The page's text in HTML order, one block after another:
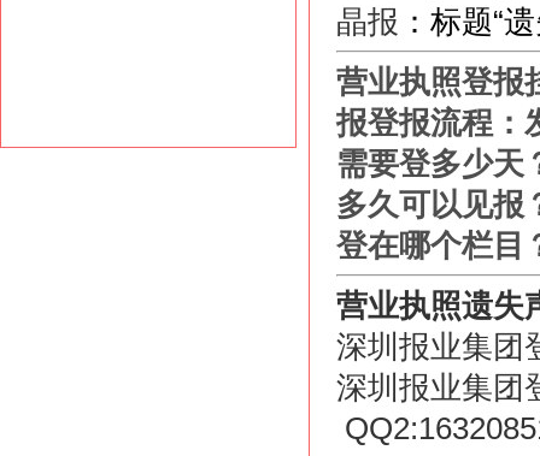
晶报 ：标题“
营业执照登报
报登报流程
需要登多少天
多久可以见报
登在哪个栏目
营业执照遗失
深圳报业集团
深圳报业集